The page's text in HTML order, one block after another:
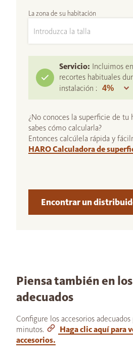
La zona de su habitación
Servicio: Incluimos
recortes habituales
instalación :
¿No conoces la superficie de tu
sabes cómo calcularla?
Entonces calcúlela rápida y
HARO Calculadora de
Encontrar un
Piensa también en
adecuados
Configure los accesorios
minutos.
Haga clic aquí para
accesorios.